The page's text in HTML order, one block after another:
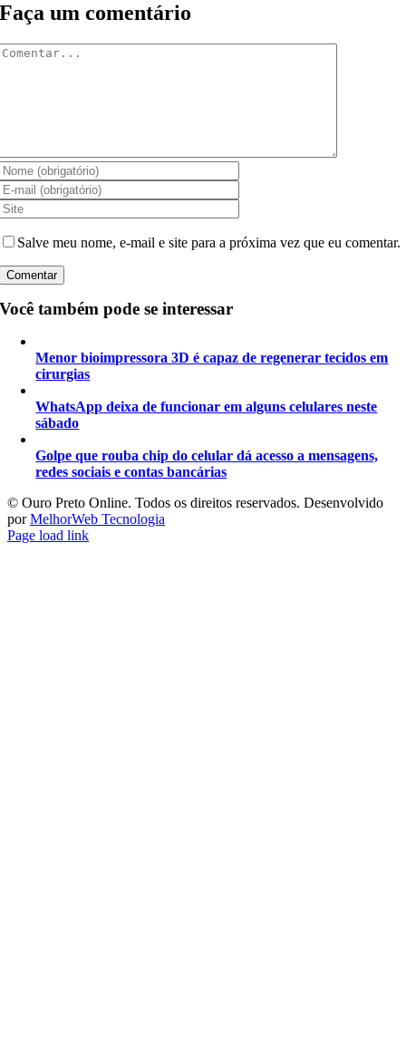
Faça um comentário
Salve meu nome, e-mail e site para a próxima vez que eu comentar.
Você também pode se interessar
Menor bioimpressora 3D é capaz de regenerar tecidos em
cirurgias
WhatsApp deixa de funcionar em alguns celulares neste
sábado
Golpe que rouba chip do celular dá acesso a mensagens,
redes sociais e contas bancárias
©️ Ouro Preto Online. Todos os direitos reservados. Desenvolvido
porMelhorWeb Tecnologia
Page load link